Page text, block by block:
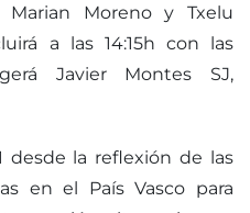
Marian Moreno y Txelu
a las 14:15h con las
Javier Montes SJ,
desde la reflexión de las
en el País Vasco para